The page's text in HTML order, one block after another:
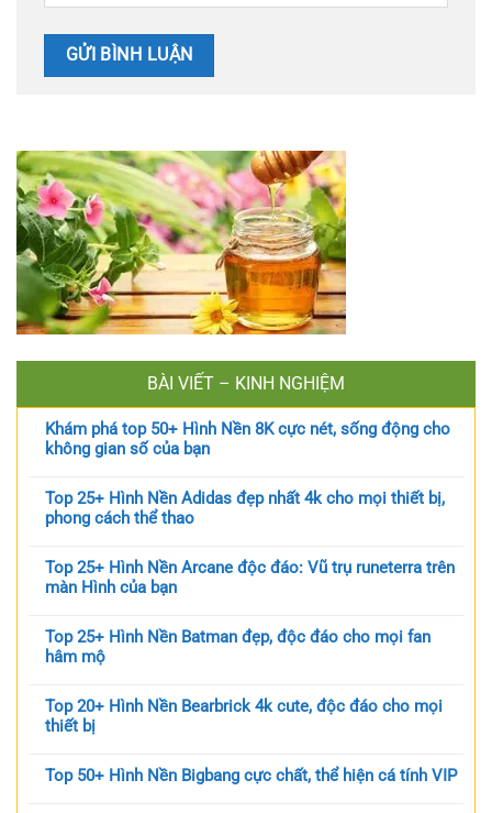
BÀI VIẾT – KINH NGHIỆM
Khám phá top 50+ Hình Nền 8K cực nét, sống động cho
không gian số của bạn
Top 25+ Hình Nền Adidas đẹp nhất 4k cho mọi thiết bị,
phong cách thể thao
Top 25+ Hình Nền Arcane độc đáo: Vũ trụ runeterra trên
màn Hình của bạn
Top 25+ Hình Nền Batman đẹp, độc đáo cho mọi fan
hâm mộ
Top 20+ Hình Nền Bearbrick 4k cute, độc đáo cho mọi
thiết bị
Top 50+ Hình Nền Bigbang cực chất, thể hiện cá tính VIP